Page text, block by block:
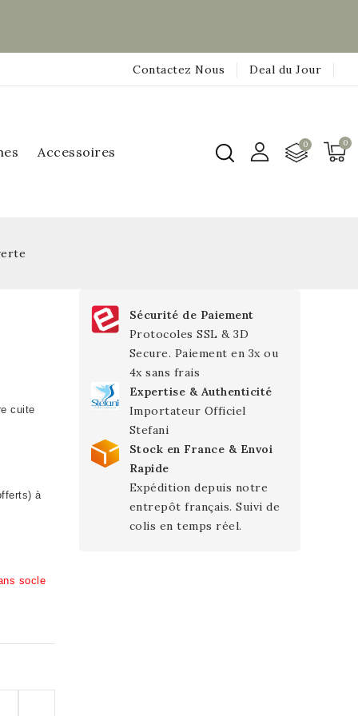
Contactez Nous Deal du Jour
Accessoires
cuite
à
socle
Sécurité de Paiement
Protocoles SSL & 3D
Secure. Paiement en 3x ou
4x sans frais
Expertise & Authenticité
Importateur Officiel
Stefani
Stock en France & Envoi
Rapide
Expédition depuis notre
entrepôt français. Suivi de
colis en temps réel.